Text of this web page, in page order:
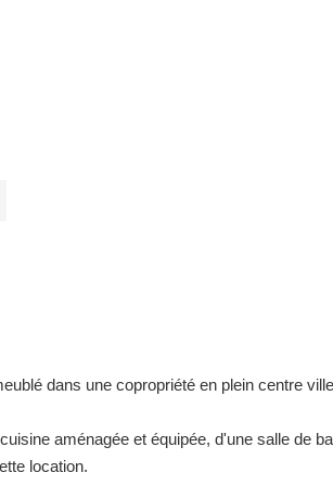
dans une copropriété en plein centre
aménagée et équipée, d'une salle de
location.